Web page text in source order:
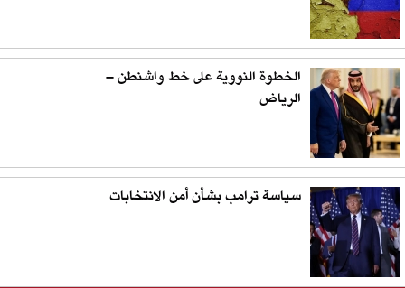
الخطوة النووية على خط واشنطن –
الرياض
سياسة ترامب بشأن أمن الانتخابات